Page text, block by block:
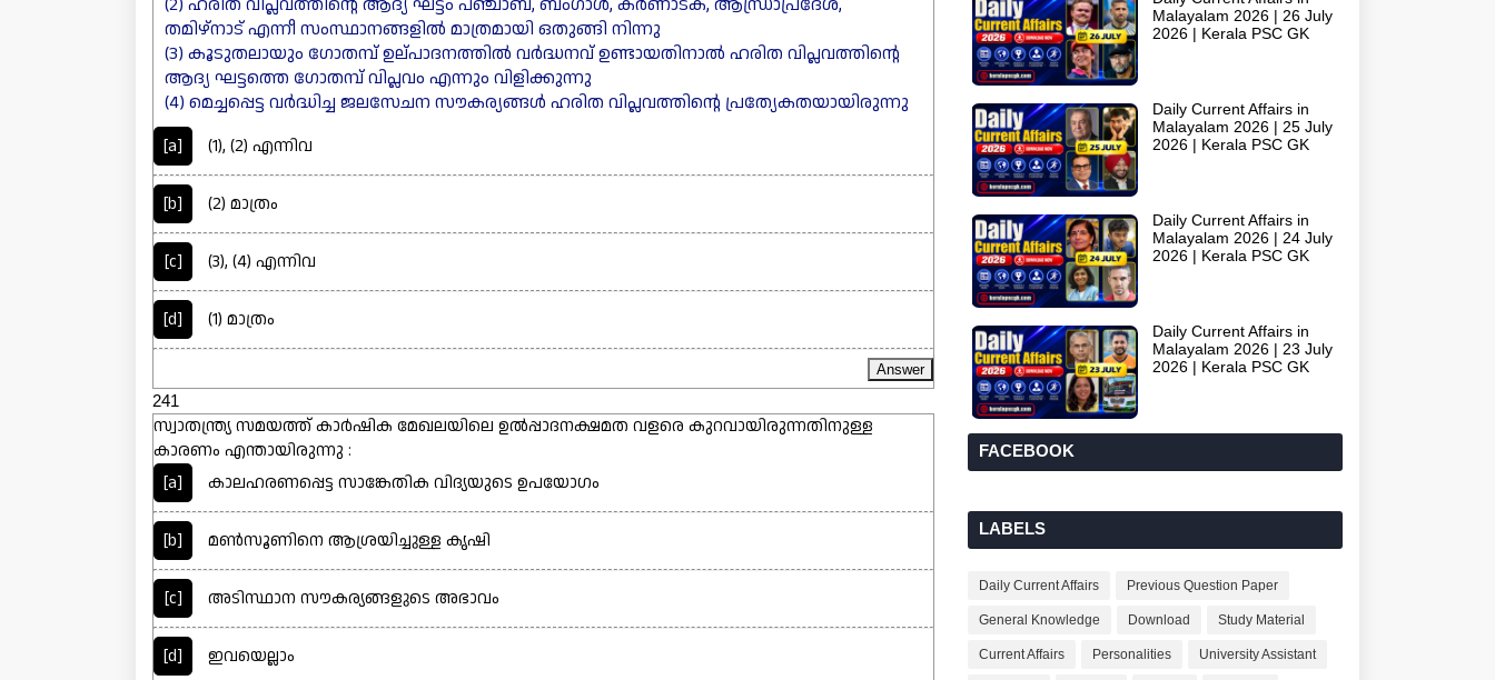
തമിഴ്നാട് എന്നീ സംസ്ഥാനങ്ങളിൽ മാത്രമായി ഒതുങ്ങി നിന്നു
(3) കൂടുതലായും ഗോതമ്പ് ഉല്പാദനത്തിൽ വർദ്ധനവ് ഉണ്ടായതിനാൽ ഹരിത വിപ്ലവത്തിന്റെ
ആദ്യ ഘട്ടത്തെ ഗോതമ്പ് വിപ്ലവം എന്നും വിളിക്കുന്നു
(4) മെച്ചപ്പെട്ട വർദ്ധിച്ച ജലസേചന സൗകര്യങ്ങൾ ഹരിത വിപ്ലവത്തിന്റെ പ്രത്യേകതയായിരുന്നു
[a] (1), (2) എന്നിവ
[b] (2) മാത്രം
[c] (3), (4) എന്നിവ
[d] (1) മാത്രം
241
സ്വാതന്ത്ര്യ സമയത്ത് കാർഷിക മേഖലയിലെ ഉൽപ്പാദനക്ഷമത വളരെ കുറവായിരുന്നതിനുള്ള
കാരണം എന്തായിരുന്നു :
[a]
കാലഹരണപ്പെട്ട സാങ്കേതിക വിദ്യയുടെ ഉപയോഗം
[b] മൺസൂണിനെ ആശ്രയിച്ചുള്ള കൃഷി
[c] അടിസ്ഥാന സൗകര്യങ്ങളുടെ അഭാവം
[d] ഇവയെല്ലാം
Malayalam 2026 | 26 July
2026 | Kerala PSC GK
Daily Current Affairs in
Malayalam 2026 | 25 July
2026 | Kerala PSC GK
Daily Current Affairs in
Malayalam 2026 | 24 July
2026 | Kerala PSC GK
Daily Current Affairs in
Malayalam 2026 | 23 July
2026 | Kerala PSC GK
FACEBOOK
LABELS
Daily Current Affairs Previous Question Paper
General Knowledge Download Study Material
Current Affairs Personalities University Assistant